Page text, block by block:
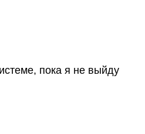
пока я не выйду